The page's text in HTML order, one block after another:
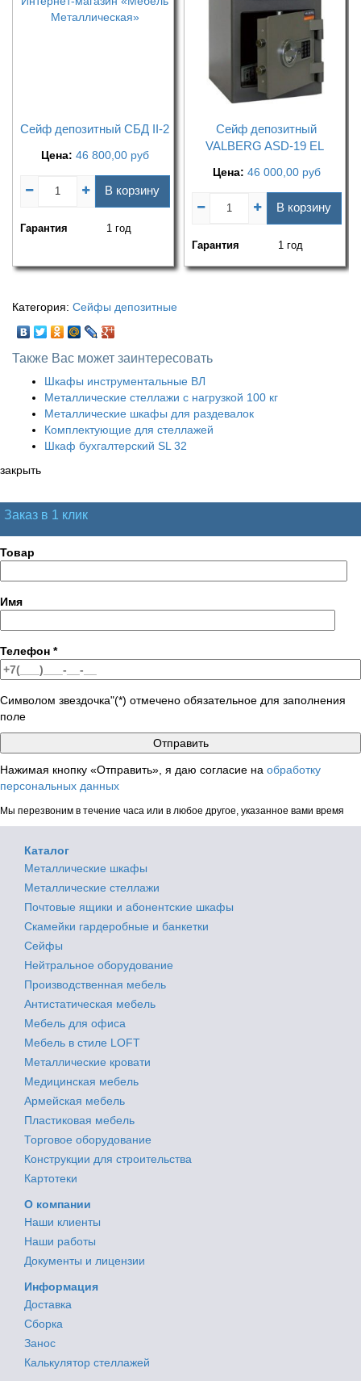
Сейф депозитный СБД II-2
Цена: 46 800,00 руб
В корзину
Гарантия 1 год
Сейф депозитный
VALBERG ASD-19 EL
Цена: 46 000,00 руб
В корзину
Гарантия 1 год
Категория: Сейфы депозитные
Также Вас может заинтересовать
Шкафы инструментальные ВЛ
Металлические стеллажи с нагрузкой 100 кг
Металлические шкафы для раздевалок
Комплектующие для стеллажей
Шкаф бухгалтерский SL 32
закрыть
Заказ в 1 клик
Товар
Имя
Телефон *
Символом звездочка"(*) отмечено обязательное для заполнения
поле
Нажимая кнопку «Отправить», я даю согласие на обработку
персональных данных
Мы перезвоним в течение часа или в любое другое, указанное вами время
Каталог
Металлические шкафы
Металлические стеллажи
Почтовые ящики и абонентские шкафы
Скамейки гардеробные и банкетки
Сейфы
Нейтральное оборудование
Производственная мебель
Антистатическая мебель
Мебель для офиса
Мебель в стиле LOFT
Металлические кровати
Медицинская мебель
Армейская мебель
Пластиковая мебель
Торговое оборудование
Конструкции для строительства
Картотеки
О компании
Наши клиенты
Наши работы
Документы и лицензии
Информация
Доставка
Сборка
Занос
Калькулятор стеллажей